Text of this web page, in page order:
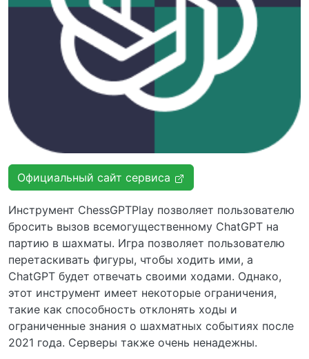
Официальный сайт сервиса
Инструмент ChessGPTPlay позволяет пользователю
бросить вызов всемогущественному ChatGPT на
партию в шахматы. Игра позволяет пользователю
перетаскивать фигуры, чтобы ходить ими, а
ChatGPT будет отвечать своими ходами. Однако,
этот инструмент имеет некоторые ограничения,
такие как способность отклонять ходы и
ограниченные знания о шахматных событиях после
2021 года. Серверы также очень ненадежны.